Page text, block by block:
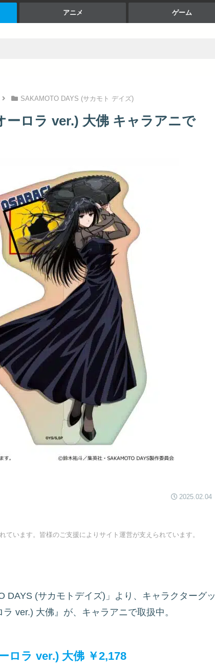
アニメ ゲーム
SAKAMOTO DAYS (サカモト デイズ)
ロラ ver.) 大佛 キャラアニで
2025.02.04
います。皆様のご支援によりサイト運営が支えられています。
DAYS (サカモトデイズ)」より、キャラクターグッ
ver.) 大佛』が、キャラアニで取扱中。
ロラ ver.) 大佛 ￥2,178